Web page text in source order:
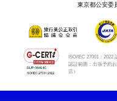
東京都公安委
ISO/IEC 27001：2022
認証範囲：出張予約
店）